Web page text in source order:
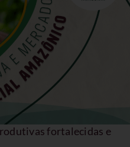
fortalecidas e